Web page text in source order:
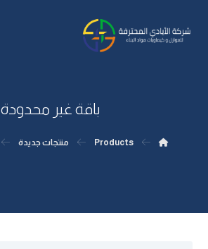
باقة غير محدودة
Products منتجات جديدة